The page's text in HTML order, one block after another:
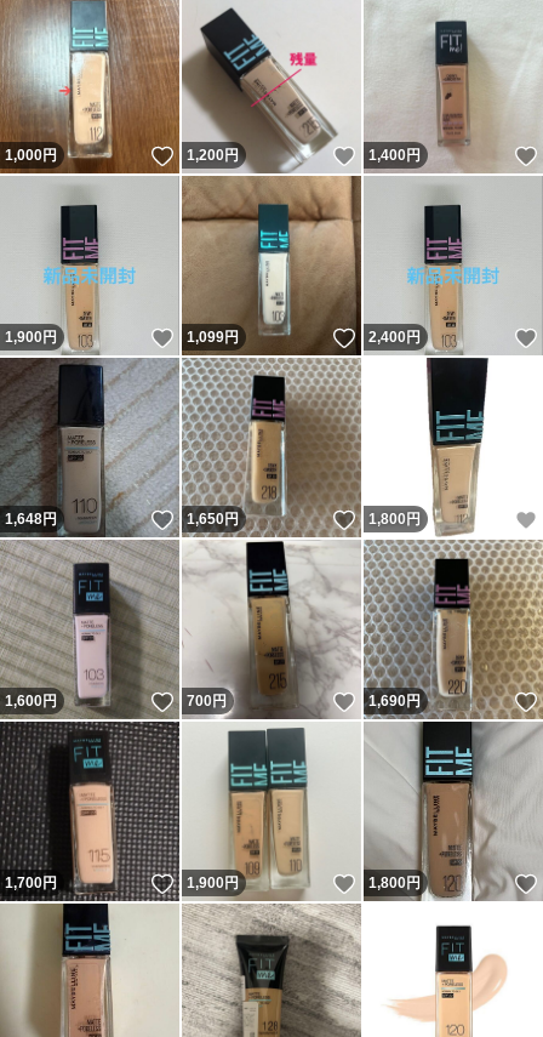
1,000円 いいね！
1,200円 いいね！
1,400円
1,900円 いいね！
1,099円 いいね！
2,400円
1,648円 いいね！
1,650円 いいね！
1,800 円
1,600円 いいね！
700円 いいね！
1,690円
1,700円 いいね！
1,900円 いいね！
1,800円